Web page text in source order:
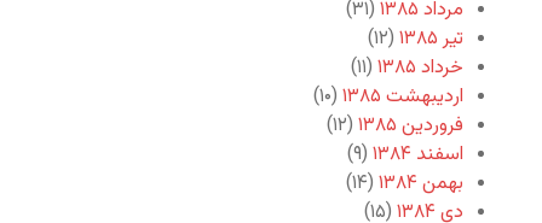
مرداد ۱۳۸۵
(۳۱)
تیر ۱۳۸۵
(۱۲)
خرداد ۱۳۸۵
(۱۱)
اردیبهشت ۱۳۸۵
(۱۰)
فروردین ۱۳۸۵
(۱۲)
اسفند ۱۳۸۴
(۹)
بهمن ۱۳۸۴
(۱۴)
دی ۱۳۸۴
(۱۵)